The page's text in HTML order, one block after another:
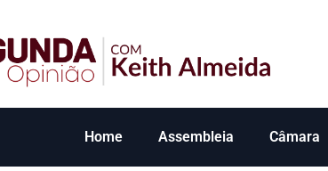
Home Assembleia Câmara